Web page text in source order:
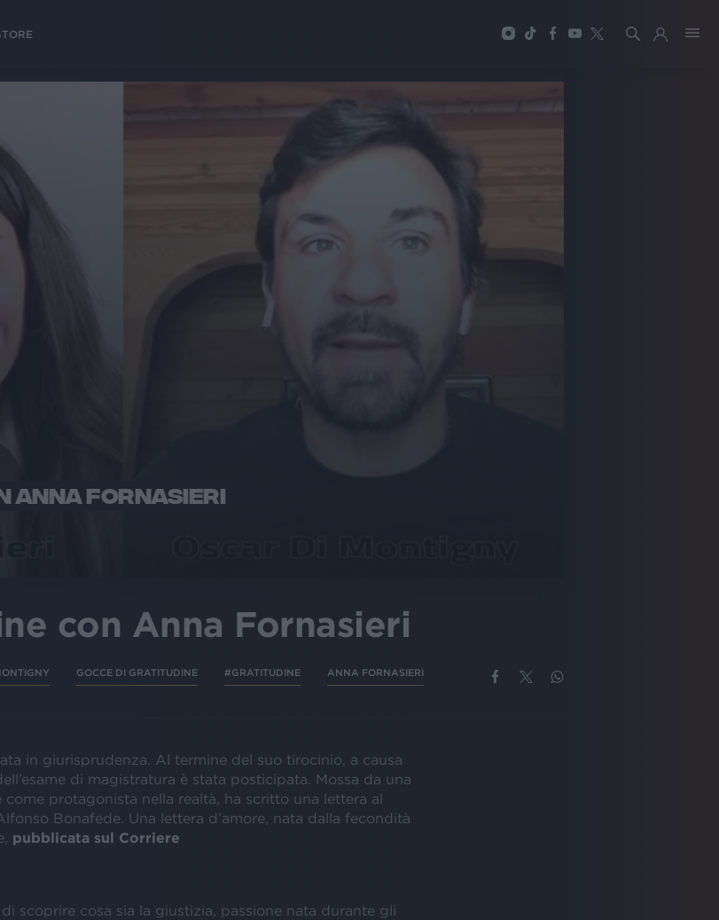
ANNA FORNASIERI
con Anna Fornasieri
GOCCE DI GRATITUDINE #GRATITUDINE ANNA FORNASIERI
in giurisprudenza. Al termine del suo tirocinio, a causa
di magistratura è stata posticipata. Mossa da una
protagonista nella realtà, ha scritto una lettera al
Bonafede. Una lettera d’amore, nata dalla fecondità
pubblicata sul Corriere
scoprire cosa sia la giustizia, passione nata durante gli